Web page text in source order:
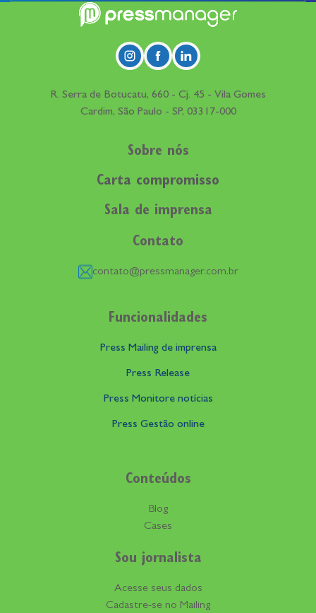
R. Serra de Botucatu, 660 - Cj. 45 - Vila Gomes
Cardim, São Paulo - SP, 03317-000
Sobre nós
Carta compromisso
Sala de imprensa
Contato
contato@pressmanager.com.br
Funcionalidades
Press Mailing de imprensa
Press Release
Press Monitore notícias
Press Gestão online
Conteúdos
Blog
Cases
Sou jornalista
Acesse seus dados
Cadastre-se no Mailing